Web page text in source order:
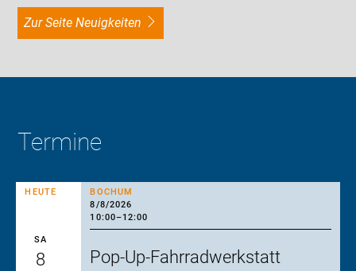
zur Seite Neuigkeiten
Termine
HEUTE
BOCHUM
8/8/2026
10:00–12:00
SA
8 Pop-Up-Fahrradwerkstatt